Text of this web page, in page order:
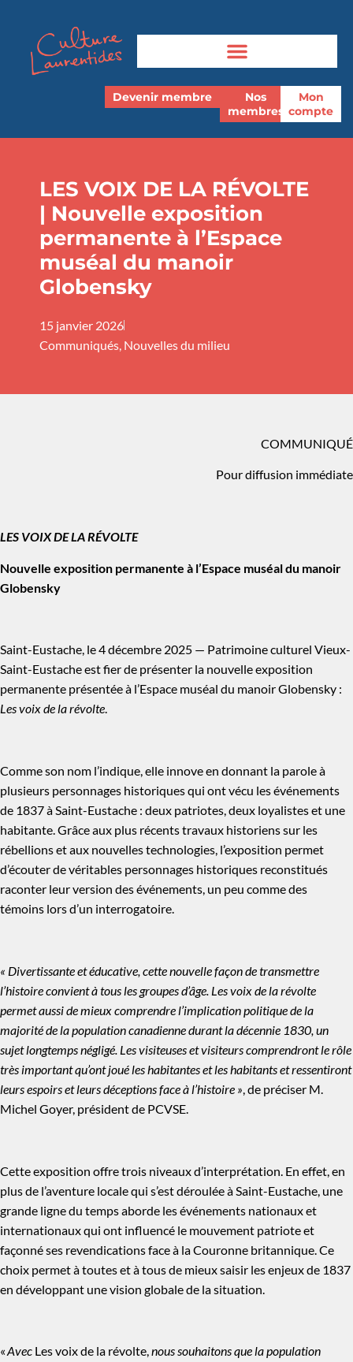
Devenir membre
Nos
membres
Mon
compte
LES VOIX DE LA RÉVOLTE
| Nouvelle exposition
permanente à l’Espace
muséal du manoir
Globensky
15 janvier 2026
Communiqués, Nouvelles du milieu
COMMUNIQUÉ
Pour diffusion immédiate
LES VOIX DE LA RÉVOLTE
Nouvelle exposition permanente à l’Espace muséal du manoir
Globensky
Saint-Eustache, le 4 décembre 2025 — Patrimoine culturel Vieux-
Saint-Eustache est fier de présenter la nouvelle exposition
permanente présentée à l’Espace muséal du manoir Globensky :
Les voix de la révolte.
Comme son nom l’indique, elle innove en donnant la parole à
plusieurs personnages historiques qui ont vécu les événements
de 1837 à Saint-Eustache : deux patriotes, deux loyalistes et une
habitante. Grâce aux plus récents travaux historiens sur les
rébellions et aux nouvelles technologies, l’exposition permet
d’écouter de véritables personnages historiques reconstitués
raconter leur version des événements, un peu comme des
témoins lors d’un interrogatoire.
« Divertissante et éducative, cette nouvelle façon de transmettre
l’histoire convient à tous les groupes d’âge. Les voix de la révolte
permet aussi de mieux comprendre l’implication politique de la
majorité de la population canadienne durant la décennie 1830, un
sujet longtemps négligé. Les visiteuses et visiteurs comprendront le rôle
très important qu’ont joué les habitantes et les habitants et ressentiront
leurs espoirs et leurs déceptions face à l’histoire », de préciser M.
Michel Goyer, président de PCVSE.
Cette exposition offre trois niveaux d’interprétation. En effet, en
plus de l’aventure locale qui s’est déroulée à Saint-Eustache, une
grande ligne du temps aborde les événements nationaux et
internationaux qui ont influencé le mouvement patriote et
façonné ses revendications face à la Couronne britannique. Ce
choix permet à toutes et à tous de mieux saisir les enjeux de 1837
en développant une vision globale de la situation.
«Avec Les voix de la révolte,nous souhaitons que la population